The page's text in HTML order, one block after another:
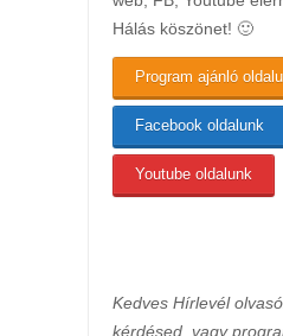
Hálás köszönet! 🙂
Program ajánló
Facebook oldalunk
Youtube oldalunk
Kedves Hírlevél
kérdésed, vagy